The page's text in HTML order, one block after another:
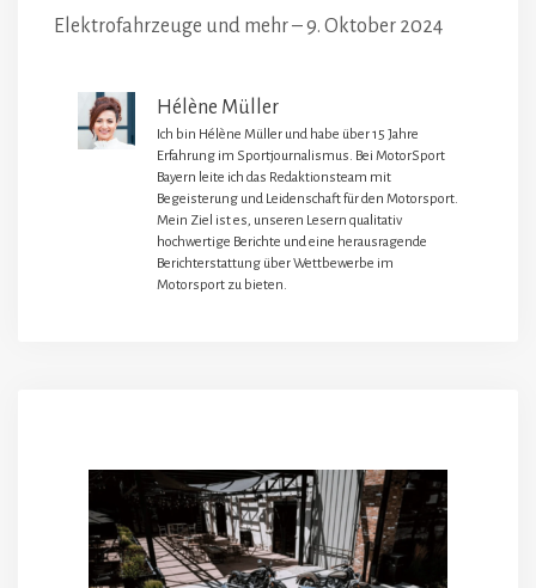
Elektrofahrzeuge und mehr – 9. Oktober 2024
Hélène Müller
Ich bin Hélène Müller und habe über 15 Jahre
Erfahrung im Sportjournalismus. Bei MotorSport
Bayern leite ich das Redaktionsteam mit
Begeisterung und Leidenschaft für den Motorsport.
Mein Ziel ist es, unseren Lesern qualitativ
hochwertige Berichte und eine herausragende
Berichterstattung über Wettbewerbe im
Motorsport zu bieten.